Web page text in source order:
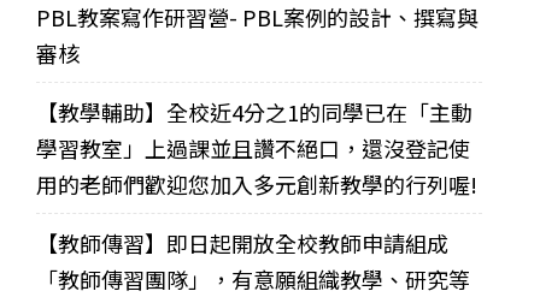
PBL教案寫作研習營- PBL案例的設計、撰寫與
審核
【教學輔助】全校近4分之1的同學已在「主動
學習教室」上過課並且讚不絕口，還沒登記使
用的老師們歡迎您加入多元創新教學的行列喔!
【教師傳習】即日起開放全校教師申請組成
「教師傳習團隊」，有意願組織教學、研究等